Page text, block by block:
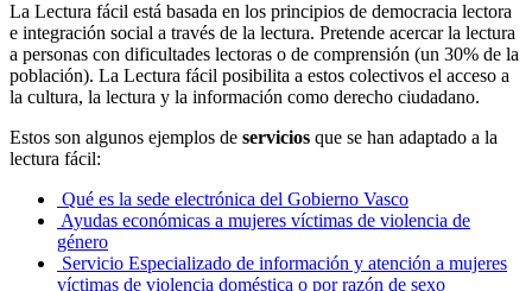
La Lectura fácil está basada en los principios de democracia lectora
e integración social a través de la lectura. Pretende acercar la lectura
a personas con dificultades lectoras o de comprensión (un 30% de la
población). La Lectura fácil posibilita a estos colectivos el acceso a
la cultura, la lectura y la información como derecho ciudadano.
Estos son algunos ejemplos de servicios que se han adaptado a la
lectura fácil:
Qué es la sede electrónica del Gobierno Vasco
Ayudas económicas a mujeres víctimas de violencia de
género
Servicio Especializado de información y atención a mujeres
víctimas de violencia doméstica o por razón de sexo